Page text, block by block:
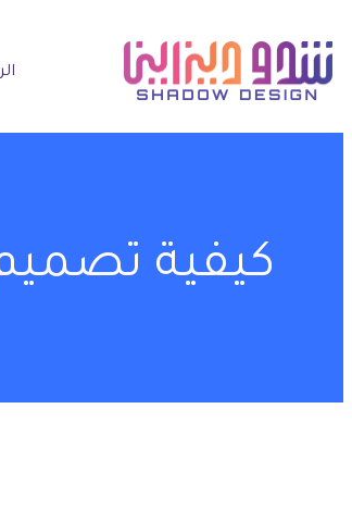
كيفية